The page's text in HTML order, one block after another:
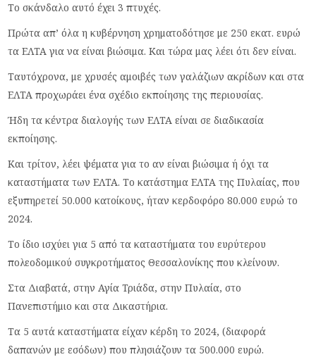
Το σκάνδαλο αυτό έχει 3 πτυχές.
Πρώτα απ’ όλα η κυβέρνηση χρηματοδότησε με 250 εκατ. ευρώ
τα ΕΛΤΑ για να είναι βιώσιμα. Και τώρα μας λέει ότι δεν είναι.
Ταυτόχρονα, με χρυσές αμοιβές των γαλάζιων ακρίδων και στα
ΕΛΤΑ προχωράει ένα σχέδιο εκποίησης της περιουσίας.
Ήδη τα κέντρα διαλογής των ΕΛΤΑ είναι σε διαδικασία
εκποίησης.
Και τρίτον, λέει ψέματα για το αν είναι βιώσιμα ή όχι τα
καταστήματα των ΕΛΤΑ. Το κατάστημα ΕΛΤΑ της Πυλαίας, που
εξυπηρετεί 50.000 κατοίκους, ήταν κερδοφόρο 80.000 ευρώ το
2024.
Το ίδιο ισχύει για 5 από τα καταστήματα του ευρύτερου
πολεοδομικού συγκροτήματος Θεσσαλονίκης που κλείνουν.
Στα Διαβατά, στην Αγία Τριάδα, στην Πυλαία, στο
Πανεπιστήμιο και στα Δικαστήρια.
Τα 5 αυτά καταστήματα είχαν κέρδη το 2024, (διαφορά
δαπανών με εσόδων) που πλησιάζουν τα 500.000 ευρώ.